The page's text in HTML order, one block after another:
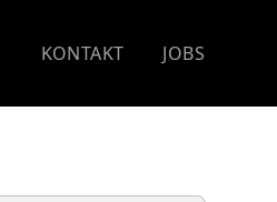
KONTAKT JOBS